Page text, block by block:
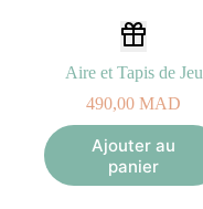
Aire et Tapis de Jeu
490,00 MAD
Ajouter au
panier